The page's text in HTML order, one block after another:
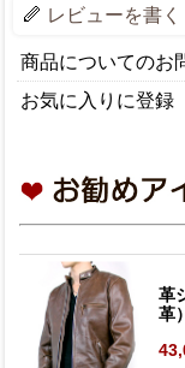
レビューを書く
商品についてのお
お気に入りに登録
革
革